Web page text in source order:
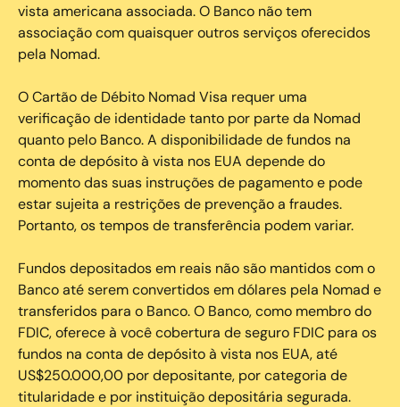
vista americana associada. O Banco não tem
associação com quaisquer outros serviços oferecidos
pela Nomad.
O Cartão de Débito Nomad Visa requer uma
verificação de identidade tanto por parte da Nomad
quanto pelo Banco. A disponibilidade de fundos na
conta de depósito à vista nos EUA depende do
momento das suas instruções de pagamento e pode
estar sujeita a restrições de prevenção a fraudes.
Portanto, os tempos de transferência podem variar.
Fundos depositados em reais não são mantidos com o
Banco até serem convertidos em dólares pela Nomad e
transferidos para o Banco. O Banco, como membro do
FDIC, oferece à você cobertura de seguro FDIC para os
fundos na conta de depósito à vista nos EUA, até
US$250.000,00 por depositante, por categoria de
titularidade e por instituição depositária segurada.